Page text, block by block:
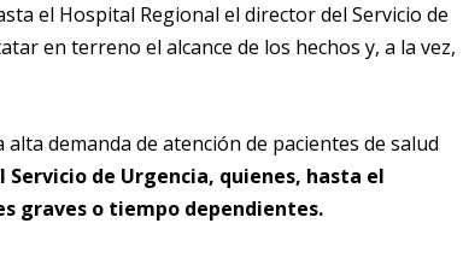
el Hospital Regional el director del Servicio de
en terreno el alcance de los hechos y, a la vez,
demanda de atención de pacientes de salud
de Urgencia, quienes, hasta el
graves o tiempo dependientes.